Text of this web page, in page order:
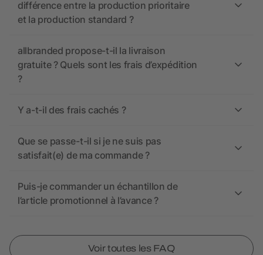
différence entre la production prioritaire
et la production standard ?
allbranded propose-t-il la livraison
gratuite ? Quels sont les frais d’expédition
?
Y a-t-il des frais cachés ?
Que se passe-t-il si je ne suis pas
satisfait(e) de ma commande ?
Puis-je commander un échantillon de
l’article promotionnel à l’avance ?
Voir toutes les FAQ